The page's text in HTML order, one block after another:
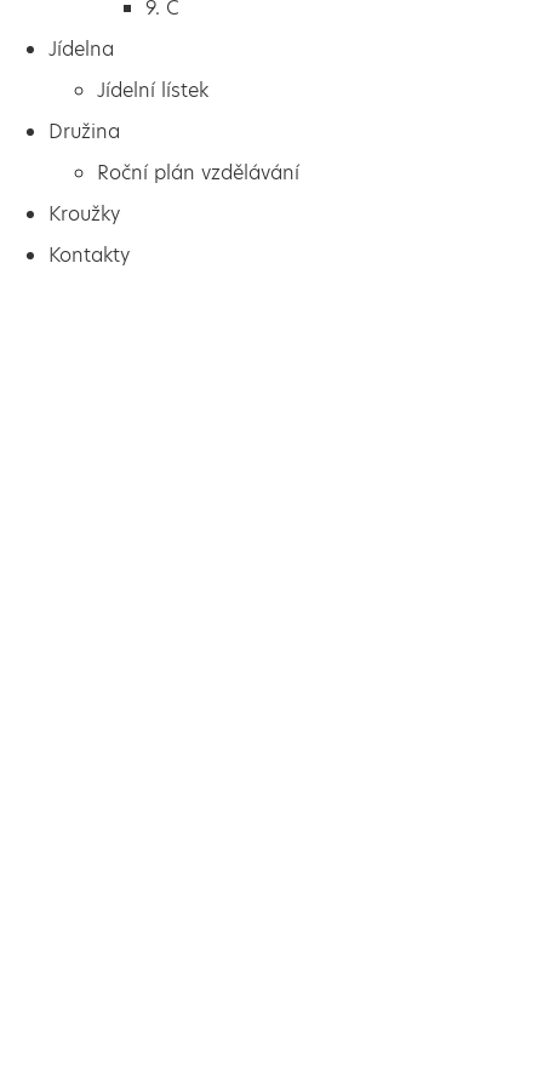
9. C
Jídelna
Jídelní lístek
Družina
Roční plán vzdělávání
Kroužky
Kontakty